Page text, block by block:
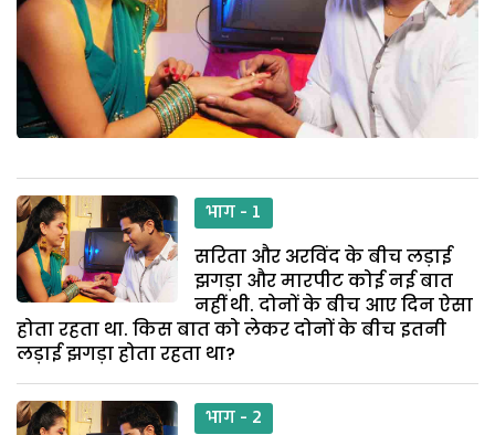
भाग - 1
सरिता और अरविंद के बीच लड़ाई
झगड़ा और मारपीट कोई नई बात
नहीं थी. दोनों के बीच आए दिन ऐसा
होता रहता था. किस बात को लेकर दोनों के बीच इतनी
लड़ाई झगड़ा होता रहता था?
भाग - 2